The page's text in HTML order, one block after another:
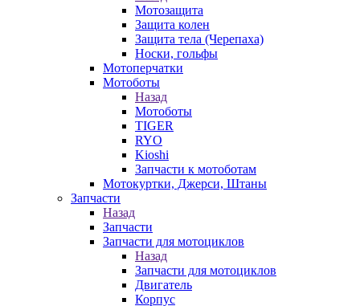
Мотозащита
Защита колен
Защита тела (Черепаха)
Носки, гольфы
Мотоперчатки
Мотоботы
Назад
Мотоботы
TIGER
RYO
Kioshi
Запчасти к мотоботам
Мотокуртки, Джерси, Штаны
Запчасти
Назад
Запчасти
Запчасти для мотоциклов
Назад
Запчасти для мотоциклов
Двигатель
Корпус